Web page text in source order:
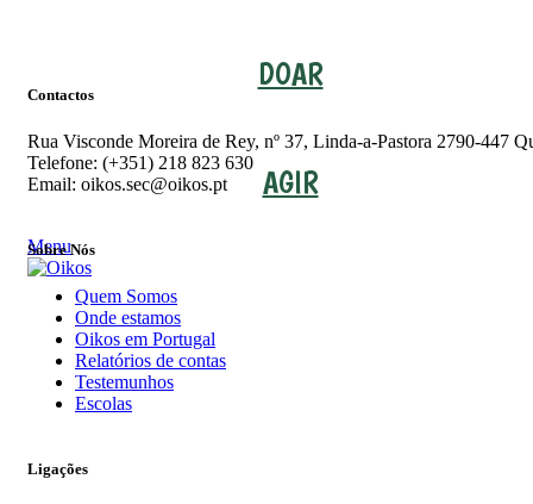
DOAR
AGIR
Menu
Contactos
Rua Visconde Moreira de Rey, nº 37, Linda-a-Pastora 2790-447
Telefone: (+351) 218 823 630
Email: oikos.sec@oikos.pt
Sobre Nós
Quem Somos
Onde estamos
Oikos em Portugal
Relatórios de contas
Testemunhos
Escolas
Ligações